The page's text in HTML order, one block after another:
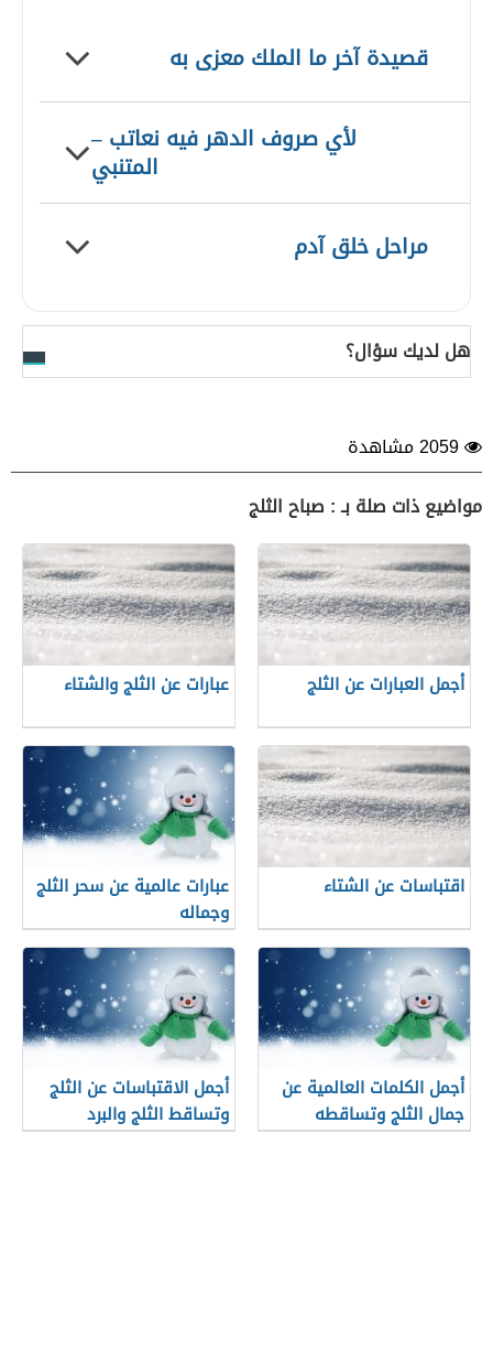
قصيدة آخر ما الملك معزى به
لأي صروف الدهر فيه نعاتب –
المتنبي
مراحل خلق آدم
هل لديك سؤال؟
مواضيع ذات صلة بـ : صباح الثلج
أجمل العبارات عن الثلج عبارات عن الثلج والشتاء
اقتباسات عن الشتاء
عبارات عالمية عن سحر الثلج
وجماله
أجمل الكلمات العالمية عن
جمال الثلج وتساقطه
أجمل الاقتباسات عن الثلج
وتساقط الثلج والبرد